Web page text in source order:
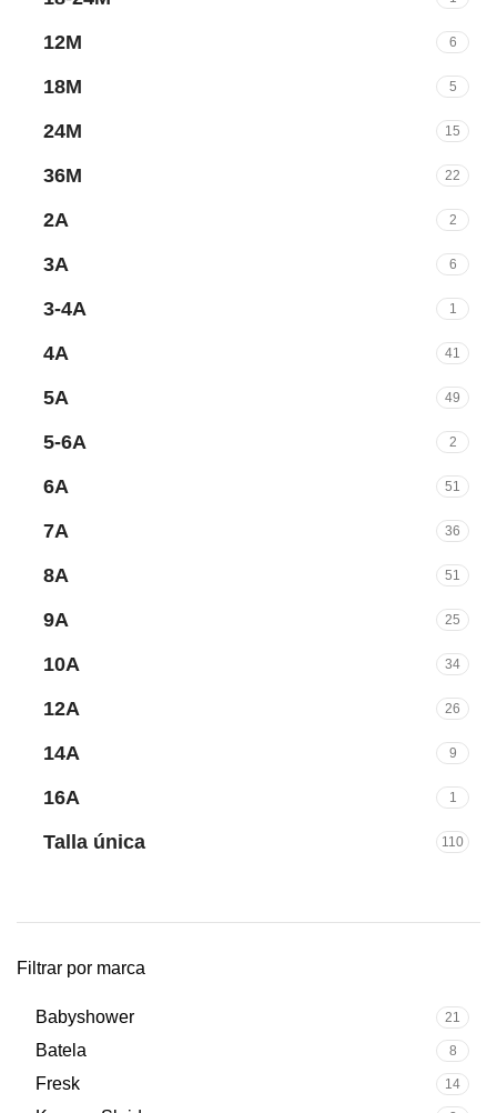
12M 6
18M 5
24M 15
36M 22
2A 2
3A 6
3-4A 1
4A 41
5A 49
5-6A 2
6A 51
7A 36
8A 51
9A 25
10A 34
12A 26
14A 9
16A 1
Talla única 110
Filtrar por marca
Babyshower 21
Batela 8
Fresk 14